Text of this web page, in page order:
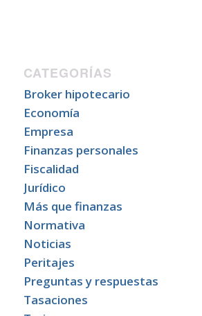
CATEGORÍAS
Broker hipotecario
Economía
Empresa
Finanzas personales
Fiscalidad
Jurídico
Más que finanzas
Normativa
Noticias
Peritajes
Preguntas y respuestas
Tasaciones